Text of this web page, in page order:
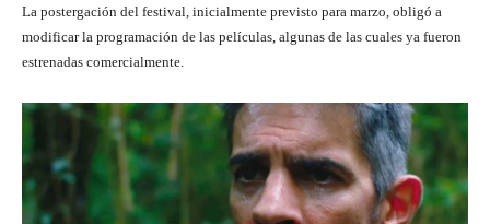
La postergación del festival, inicialmente previsto para marzo, obligó a
modificar la programación de las películas, algunas de las cuales ya fueron
estrenadas comercialmente.